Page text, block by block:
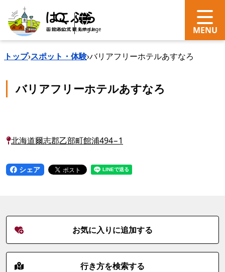
search Language
トップ›スポット・体験›バリアフリーホテルあすなろ
バリアフリーホテルあすなろ
北海道爾志郡乙部町館浦494−1
シェア
お気に入りに追加する
行き方を検索する